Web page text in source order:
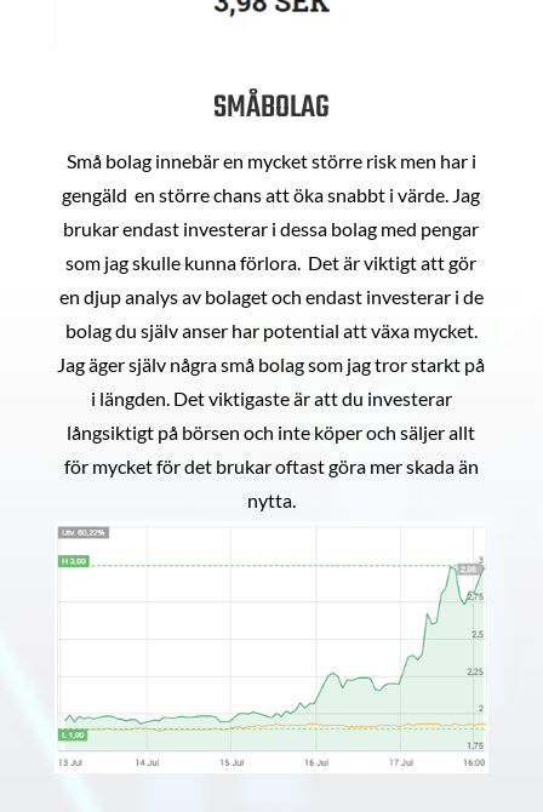
SMÅBOLAG
Små bolag innebär en mycket större risk men har i
gengäld en större chans att öka snabbt i värde. Jag
brukar endast investerar i dessa bolag med pengar
som jag skulle kunna förlora. Det är viktigt att gör
en djup analys av bolaget och endast investerar i de
bolag du själv anser har potential att växa mycket.
Jag äger själv några små bolag som jag tror starkt på
i längden. Det viktigaste är att du investerar
långsiktigt på börsen och inte köper och säljer allt
för mycket för det brukar oftast göra mer skada än
nytta.